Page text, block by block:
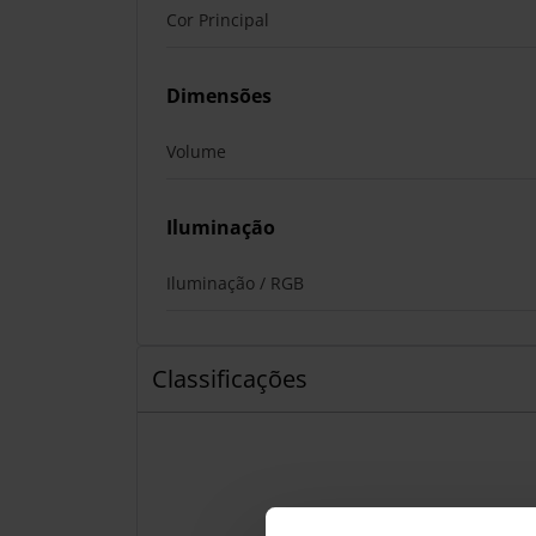
Cor Principal
Dimensões
Volume
Iluminação
Iluminação / RGB
Classificações